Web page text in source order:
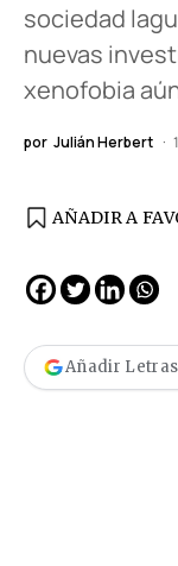
sociedad
nuevas
xenofobia
por Julián Herbert
AÑADIR A
Añadir